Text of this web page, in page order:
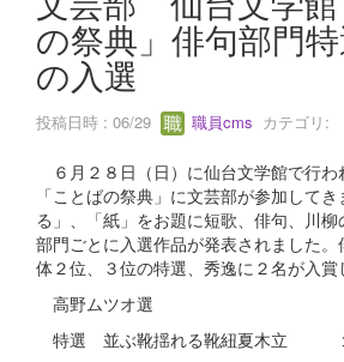
の祭典」俳句部門
の入選
投稿日時 : 06/29 職員cms カテゴリ:
６月２８日（日）に仙台文学館で行わ
「ことばの祭典」に文芸部が参加して
る」、「紙」をお題に短歌、俳句、川柳
部門ごとに入選作品が発表されました
体２位、３位の特選、秀逸に２名が入賞
高野ムツオ選
特選 並ぶ靴揺れる靴紐夏木立